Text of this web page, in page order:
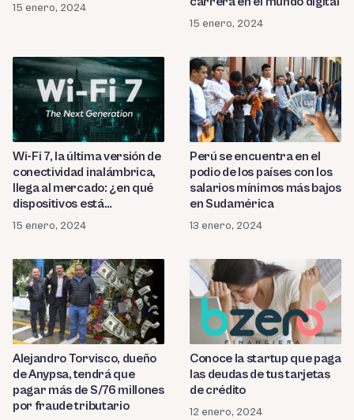
15 enero, 2024
15 enero, 2024
Wi-Fi 7, la última versión de
conectividad inalámbrica,
llega al mercado: ¿en qué
dispositivos está
disponible?
15 enero, 2024
Perú se encuentra en el
podio de los países con los
salarios mínimos más bajos
en Sudamérica
13 enero, 2024
Alejandro Torvisco, dueño
de Anypsa, tendrá que
pagar más de S/76 millones
por fraude tributario
Conoce la startup que paga
las deudas de tus tarjetas
de crédito
12 enero, 2024